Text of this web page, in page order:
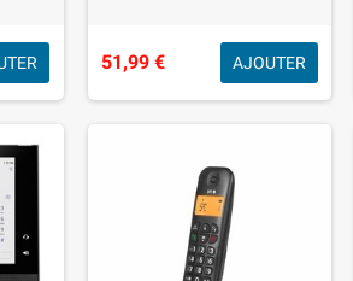
51,99 € AJOUTER